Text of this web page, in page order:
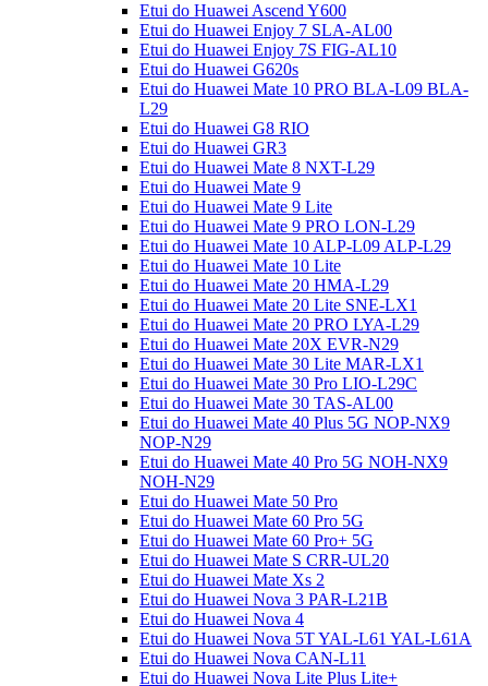
Etui do Huawei Ascend Y600
Etui do Huawei Enjoy 7 SLA-AL00
Etui do Huawei Enjoy 7S FIG-AL10
Etui do Huawei G620s
Etui do Huawei Mate 10 PRO BLA-L09 BLA-
L29
Etui do Huawei G8 RIO
Etui do Huawei GR3
Etui do Huawei Mate 8 NXT-L29
Etui do Huawei Mate 9
Etui do Huawei Mate 9 Lite
Etui do Huawei Mate 9 PRO LON-L29
Etui do Huawei Mate 10 ALP-L09 ALP-L29
Etui do Huawei Mate 10 Lite
Etui do Huawei Mate 20 HMA-L29
Etui do Huawei Mate 20 Lite SNE-LX1
Etui do Huawei Mate 20 PRO LYA-L29
Etui do Huawei Mate 20X EVR-N29
Etui do Huawei Mate 30 Lite MAR-LX1
Etui do Huawei Mate 30 Pro LIO-L29C
Etui do Huawei Mate 30 TAS-AL00
Etui do Huawei Mate 40 Plus 5G NOP-NX9
NOP-N29
Etui do Huawei Mate 40 Pro 5G NOH-NX9
NOH-N29
Etui do Huawei Mate 50 Pro
Etui do Huawei Mate 60 Pro 5G
Etui do Huawei Mate 60 Pro+ 5G
Etui do Huawei Mate S CRR-UL20
Etui do Huawei Mate Xs 2
Etui do Huawei Nova 3 PAR-L21B
Etui do Huawei Nova 4
Etui do Huawei Nova 5T YAL-L61 YAL-L61A
Etui do Huawei Nova CAN-L11
Etui do Huawei Nova Lite Plus Lite+